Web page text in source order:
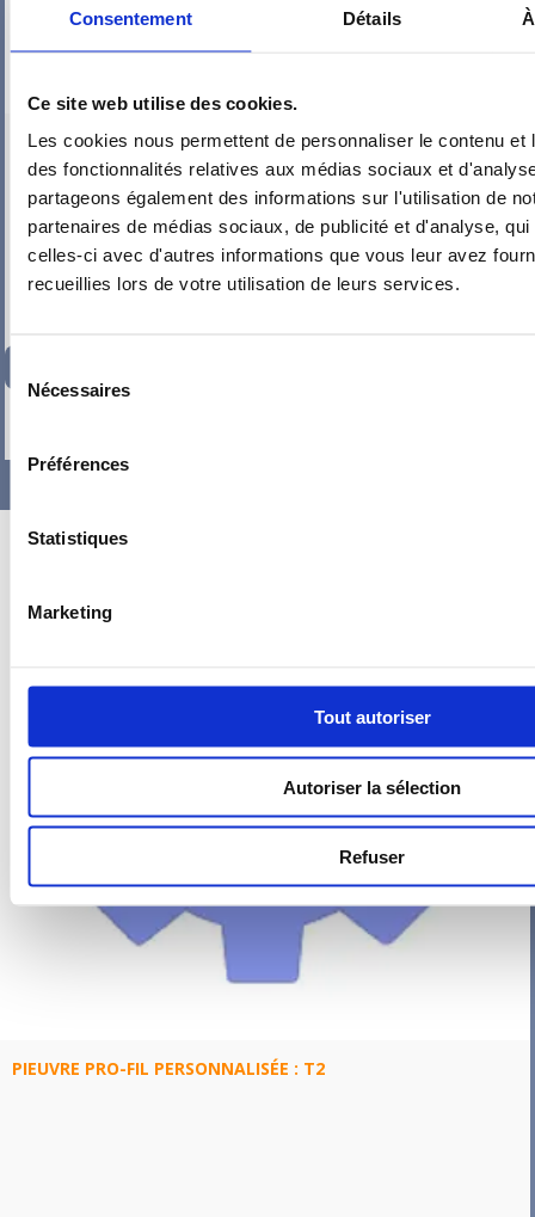
Consentement Détails
Ce site web utilise des cookies.
Les cookies nous permettent de personnaliser le contenu et
des fonctionnalités relatives aux médias sociaux et
partageons également des informations sur l'utilisation de
partenaires de médias sociaux, de publicité et d'analyse,
celles-ci avec d'autres informations que vous leur avez
recueillies lors de votre utilisation de leurs services.
du Nécessaires
Préférences
Statistiques
Marketing
Tout autoriser
Autoriser la sélection
Refuser
PIEUVRE PRO-FIL PERSONNALISÉE : SÉJOUR – ENTRÉE –
ESCALIER BIS
PIEUVRE PRO-FIL PERSONNALISÉE : T2